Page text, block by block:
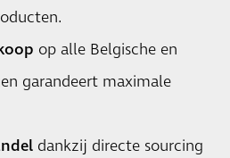
op alle Belgische en
garandeert maximale
dankzij directe sourcing